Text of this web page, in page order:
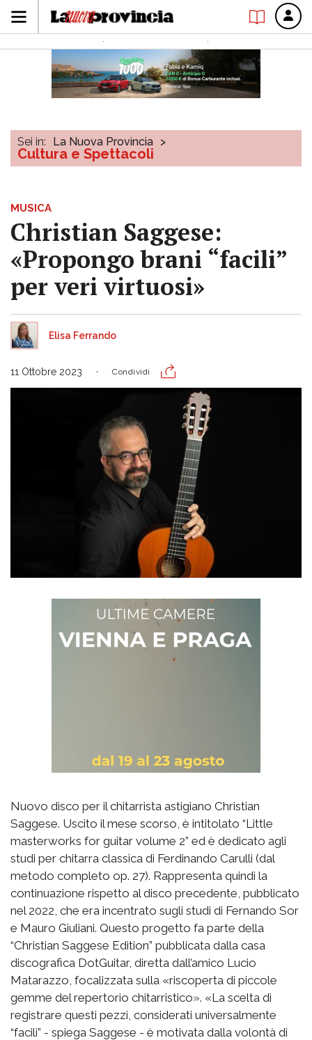
Sei in: La Nuova Provincia >
Cultura e Spettacoli
MUSICA
Christian Saggese:
«Propongo brani “facili”
per veri virtuosi»
Elisa Ferrando
11 Ottobre 2023 Condividi
Nuovo disco per il chitarrista astigiano Christian
Saggese. Uscito il mese scorso, è intitolato “Little
masterworks for guitar volume 2” ed è dedicato agli
studi per chitarra classica di Ferdinando Carulli (dal
metodo completo op. 27). Rappresenta quindi la
continuazione rispetto al disco precedente, pubblicato
nel 2022, che era incentrato sugli studi di Fernando Sor
e Mauro Giuliani. Questo progetto fa parte della
“Christian Saggese Edition” pubblicata dalla casa
discografica DotGuitar, diretta dall’amico Lucio
Matarazzo, focalizzata sulla «riscoperta di piccole
gemme del repertorio chitarristico». «La scelta di
registrare questi pezzi, considerati universalmente
“facili” - spiega Saggese - è motivata dalla volontà di